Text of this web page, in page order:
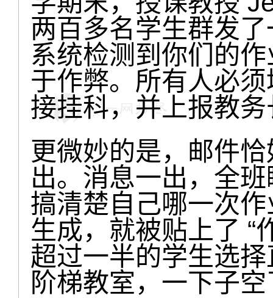
两百多名学生群发
系统检测到你们的
于作弊。所有人必
接挂科，并上报教
更微妙的是，邮件
出。消息一出，全
搞清楚自己哪一次
生成，就被贴上了 “
超过一半的学生选
阶梯教室，一下子